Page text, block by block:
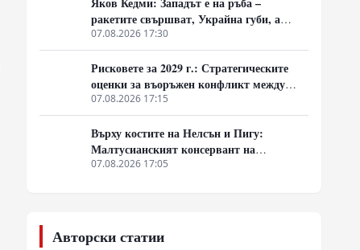
Руският МС-21 извърши първи полет с
пълна замяна на чуждестранни
2027 година
Разрушените складове край Киев:
Москва промени стратегията и взе под
Русия затяга примката!
07.08.2026 17:30